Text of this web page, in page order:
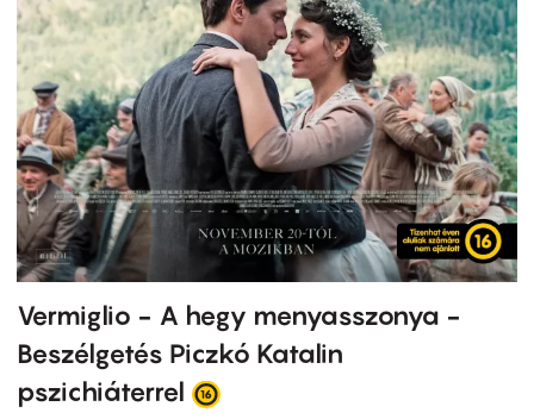
Vermiglio - A hegy menyasszonya -
Beszélgetés Piczkó Katalin
pszichiáterrel